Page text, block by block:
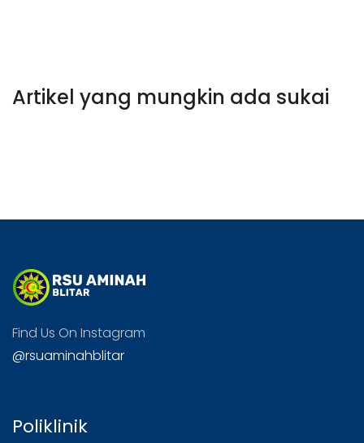
Artikel yang mungkin ada sukai
Find Us On Instagram
@rsuaminahblitar
Poliklinik